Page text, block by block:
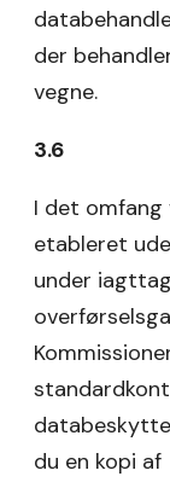
der
vegne.
3.6
I det omfang
etableret
under
du en kopi af